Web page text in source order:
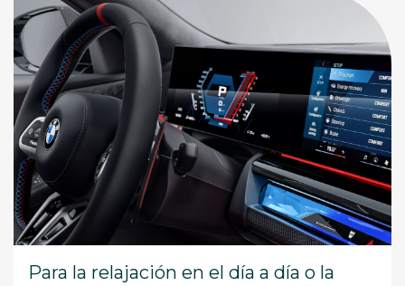
Para la relajación en el día a día o la